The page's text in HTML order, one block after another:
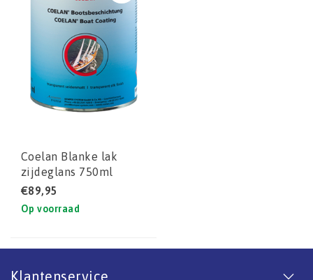
Coelan Blanke lak
zijdeglans 750ml
€89,95
Op voorraad
Klantenservice